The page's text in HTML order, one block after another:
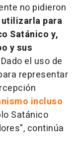
no pidieron
utilizarla para
Satánico y,
y sus
el uso de
representar
incluso
Satánico
continúa